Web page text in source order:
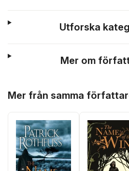
Utforska
Mer om
Mer från samma